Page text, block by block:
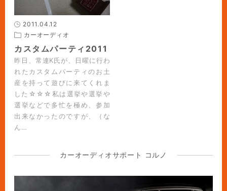
2011.04.12
カーオーディオ
カスタムパーティ2011
昨日、常連K氏が、日曜に行わ
れたカスタムパーティのお土
産を持って遊びに来てくれま
した☆☆☆私は選挙や選挙や
選挙などで多忙を極め、参加
出来なかったのですが、（な
ん…
カーオーディオサポート コルノ